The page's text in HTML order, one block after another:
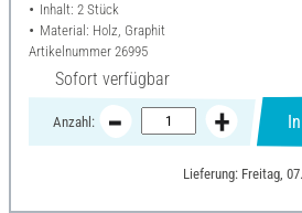
Inhalt: 2 Stück
Material: Holz, Graphit
Artikelnummer 26995
Sofort verfügbar
Anzahl:
Lieferung: Freitag,